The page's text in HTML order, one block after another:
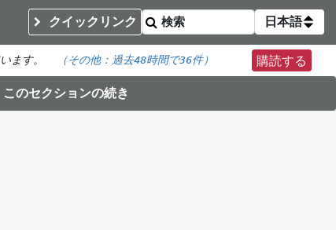
クイックリンク 日本語
ます。 （その他： 過去48時間で36件） 購読する
このセクションの続き